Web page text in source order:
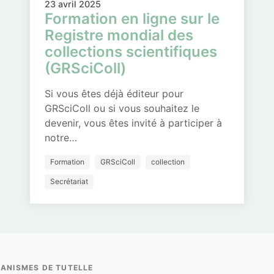
23 avril 2025
Formation en ligne sur le
Registre mondial des
collections scientifiques
(GRSciColl)
Si vous êtes déjà éditeur pour
GRSciColl ou si vous souhaitez le
devenir, vous êtes invité à participer à
notre…
Formation GRSciColl collection
Secrétariat
DE TUTELLE